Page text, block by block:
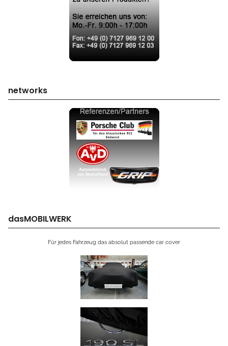
networks
dasMOBILWERK
Für jedes Fahrzeug das absolut passende car cover